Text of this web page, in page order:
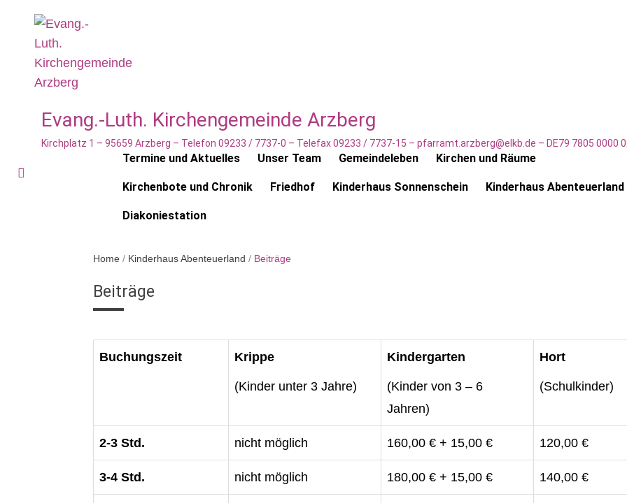
Evang.-Luth. Kirchengemeinde Arzberg
Kirchplatz 1 – 95659 Arzberg – Telefon 09233 / 7737-0 – Telefax 09233 / 7737-15 – pfarramt.arzberg@elkb.de – DE79 7805 0000
Termine und Aktuelles Unser Team Gemeindeleben Kirchen und Räume
Kirchenbote und Chronik Friedhof Kinderhaus Sonnenschein Kinderhaus Abenteuerland
Diakoniestation
Home / Kinderhaus Abenteuerland / Beiträge
Beiträge
Buchungszeit Krippe
(Kinder unter 3 Jahre)
Kindergarten
(Kinder von 3 – 6
Jahren)
Hort
(Schulkinder)
2-3 Std. nicht möglich 160,00 € + 15,00 € 120,00 €
3-4 Std. nicht möglich 180,00 € + 15,00 € 140,00 €